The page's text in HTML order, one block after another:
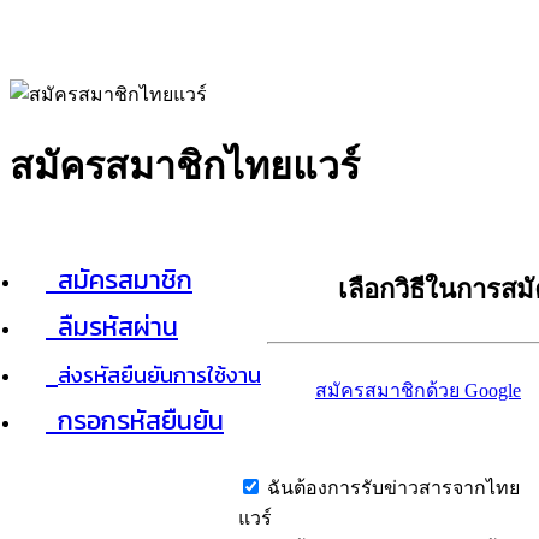
สมัครสมาชิกไทยแวร์
สมัครสมาชิก
ลืมรหัสผ่าน
ส่งรหัสยืนยันการใช้งาน
กรอกรหัสยืนยัน
เลือกวิธีในการส
สมัครสมาชิกด้วย Google
ฉันต้องการรับข่าวสารจากไทย
แวร์